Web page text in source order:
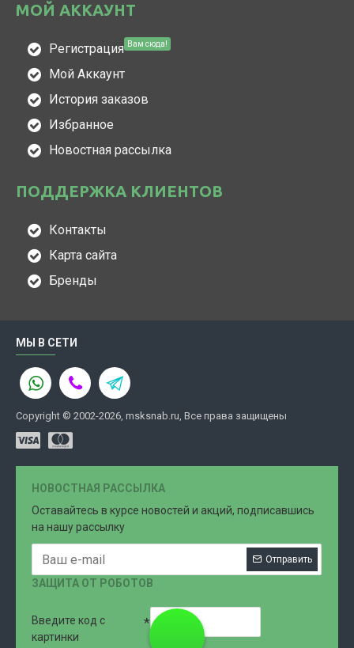
МОЙ АККАУНТ
Регистрация Вам сюда!
Мой Аккаунт
История заказов
Избранное
Новостная рассылка
ПОДДЕРЖКА КЛИЕНТОВ
Контакты
Карта сайта
Бренды
МЫ В СЕТИ
Copyright © 2002-2026, msksnab.ru, Все права защищены
НОВОСТНАЯ РАССЫЛКА
Оставайтесь в курсе новостей и акций, подписавшись
на нашу рассылку
Отправить
ЗАЩИТА ОТ РОБОТОВ
Введите код с
картинки